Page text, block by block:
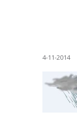
4-11-2014